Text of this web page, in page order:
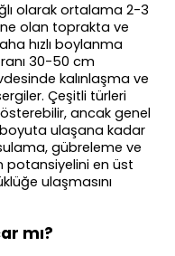
olarak ortalama 2-3
olan toprakta ve
hızlı boylanma
30-50 cm
kalınlaşma ve
Çeşitli türleri
ancak genel
ulaşana kadar
gübreleme ve
potansiyelini en üst
ulaşmasını
mı?